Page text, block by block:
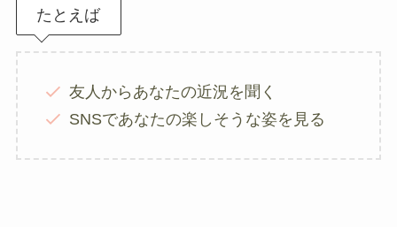
たとえば
友人からあなたの近況を聞く
SNSであなたの楽しそうな姿を見る